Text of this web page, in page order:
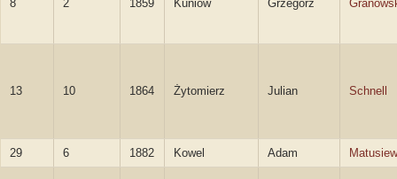
8 2 1859 Kuniów Grzegorz
13 10 1864 Żytomierz Julian Schnell
29 6 1882 Kowel Adam